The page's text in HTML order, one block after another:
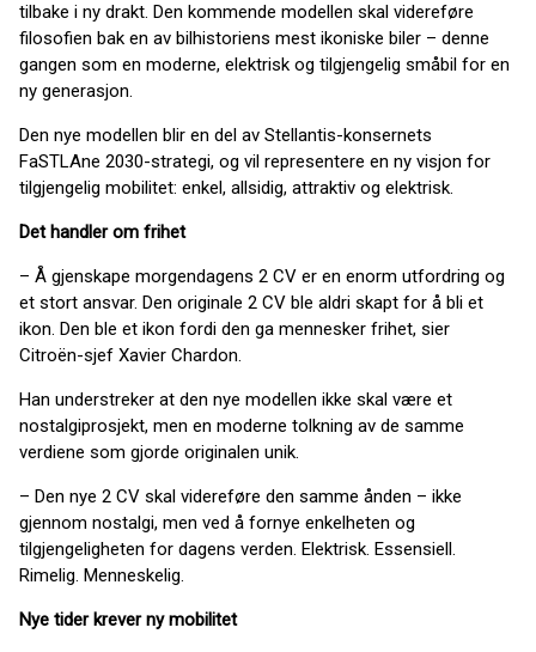
tilbake i ny drakt. Den kommende modellen skal videreføre
filosofien bak en av bilhistoriens mest ikoniske biler – denne
gangen som en moderne, elektrisk og tilgjengelig småbil for en
ny generasjon.
Den nye modellen blir en del av Stellantis-konsernets
FaSTLAne 2030-strategi, og vil representere en ny visjon for
tilgjengelig mobilitet: enkel, allsidig, attraktiv og elektrisk.
Det handler om frihet
– Å gjenskape morgendagens 2 CV er en enorm utfordring og
et stort ansvar. Den originale 2 CV ble aldri skapt for å bli et
ikon. Den ble et ikon fordi den ga mennesker frihet, sier
Citroën-sjef Xavier Chardon.
Han understreker at den nye modellen ikke skal være et
nostalgiprosjekt, men en moderne tolkning av de samme
verdiene som gjorde originalen unik.
– Den nye 2 CV skal videreføre den samme ånden – ikke
gjennom nostalgi, men ved å fornye enkelheten og
tilgjengeligheten for dagens verden. Elektrisk. Essensiell.
Rimelig. Menneskelig.
Nye tider krever ny mobilitet